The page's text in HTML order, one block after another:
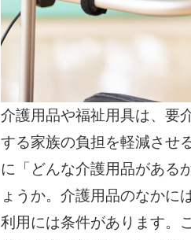
介護用品や福祉用具は、要
する家族の負担を軽減させ
に「どんな介護用品がある
ょうか。介護用品のなかに
利用には条件があります。